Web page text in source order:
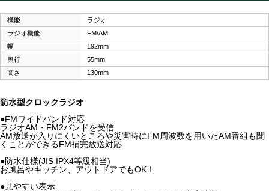
機能
ラジオ
ラジオ機能
FM/AM
幅
192mm
奥行
55mm
高さ
130mm
防水型クロックラジオ
●FMワイドバンド対応
ラジオAM・FM2バンドを受信
AM放送が入りにくいところや災害時にFM周波数を用いたAM番組も聞
くことができるFM補完放送対応
●防水仕様(JIS IPX4等級相当)
お風呂やキッチン、アウトドアでもOK！
●見やすい表示